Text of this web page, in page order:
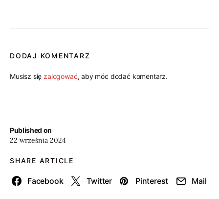
Published on
22 września 2024
SHARE ARTICLE
Facebook Twitter Pinterest Mail
DODAJ KOMENTARZ
Musisz się zalogować, aby móc dodać komentarz.